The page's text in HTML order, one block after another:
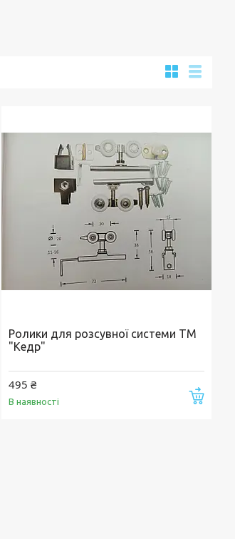
Купити
Ролики для розсувної системи ТМ
"Кедр"
495 ₴
В наявності